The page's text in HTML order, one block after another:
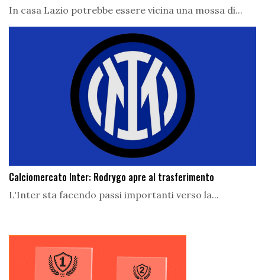
In casa Lazio potrebbe essere vicina una mossa di...
Calciomercato Inter: Rodrygo apre al trasferimento
L'Inter sta facendo passi importanti verso la...